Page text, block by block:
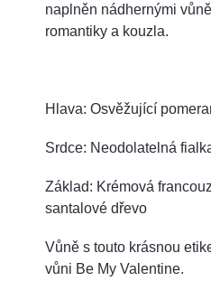
naplněn nádhernými
romantiky a kouzla.
Hlava: Osvěžující
Srdce: Neodolatelná
Základ: Krémová
santalové dřevo
Vůně s touto krásnou
vůni Be My Valentine.